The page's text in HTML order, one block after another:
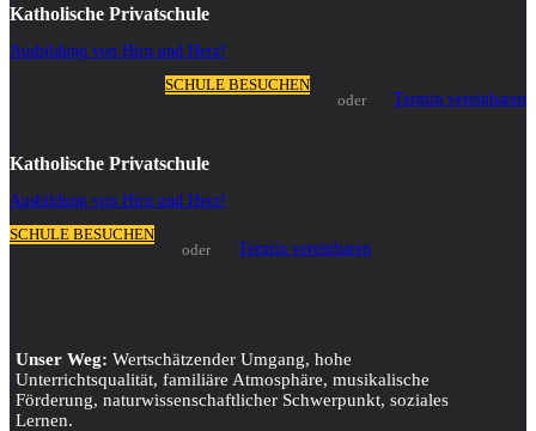
Katholische Privatschule
Ausbildung von Hirn und Herz!
Termin vereinbaren
oder
SCHULE BESUCHEN
Katholische Privatschule
Ausbildung von Hirn und Herz!
SCHULE BESUCHEN
oder
Termin vereinbaren
Unser Weg: Wertschätzender Umgang, hohe
Unterrichtsqualität, familiäre Atmosphäre, musikalische
Förderung, naturwissenschaftlicher Schwerpunkt, soziales
Lernen.